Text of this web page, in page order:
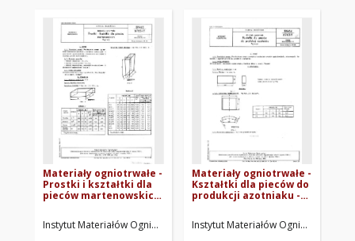
Materiały ogniotrwałe -
Prostki i kształtki dla
pieców martenowskich
Instytut Materiałów Ogniotrwałych. Oprac.
Materiały ogniotrwałe -
Kształtki dla pieców do
produkcji azotniaku -
Instytut Materiałów Ogniotrwałych.